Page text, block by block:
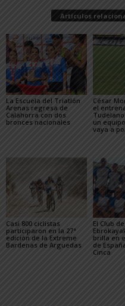
Artículos
La Escuela del Triatlón
Arenas regresa de
Calahorra con dos
bronces nacionales
César
el
un
vaya a
Casi 800 ciclistas
participaron en la 27ª
edición de la Extreme
Bardenas de Arguedas
El Club
brilla en
de
Cinca